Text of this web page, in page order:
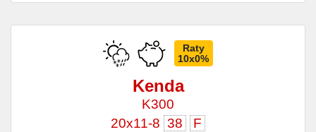
Raty
10x0%
Kenda
K300
20x11-8 38 F